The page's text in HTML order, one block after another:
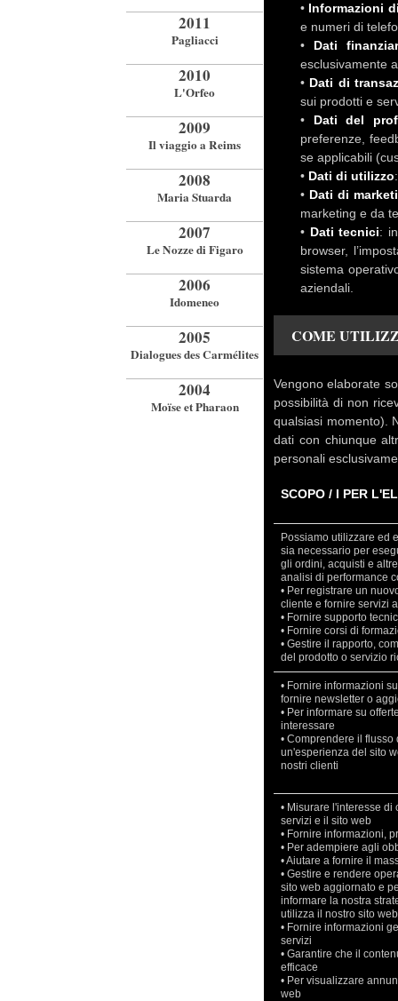
2011
Pagliacci
2010
L'Orfeo
2009
Il viaggio a Reims
2008
Maria Stuarda
2007
Le Nozze di Figaro
2006
Idomeneo
2005
Dialogues des Carmélites
2004
Moïse et Pharaon
• Informazioni
e numeri di
• Dati
esclusivamente
• Dati di
sui prodotti e
• Dati del
preferenze,
se applicabili
• Dati di utilizzo
• Dati di
marketing e da
• Dati tecnici:
browser,
sistema
aziendali.
COME
Vengono elaborate
possibilità di non
qualsiasi momento).
dati con chiunque
personali
SCOPO / I PER
Possiamo utilizzare ed
sia necessario per
gli ordini, acquisti e
analisi di performance
• Per registrare un
cliente e fornire servizi
• Fornire supporto
• Fornire corsi di
• Gestire il rapporto,
del prodotto o servizio
• Fornire informazioni
fornire newsletter o
• Per informare su
interessare
• Comprendere il
un'esperienza del sito
nostri clienti
• Misurare l'interesse
servizi e il sito web
• Fornire informazioni,
• Per adempiere agli
• Aiutare a fornire il
• Gestire e rendere
sito web aggiornato e
informare la nostra
utilizza il nostro sito web
• Fornire informazioni
servizi
• Garantire che il
efficace
• Per visualizzare
web